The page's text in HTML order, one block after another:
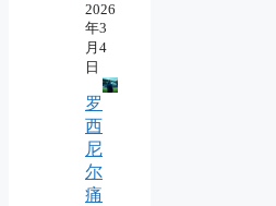
2026
年3
月4
日
罗
西
尼
尔
痛